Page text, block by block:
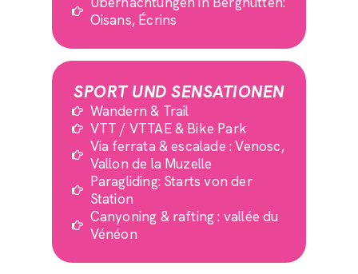
Oisans, Écrins
SPORT UND SENSATIONEN
Wandern & Trail
VTT / VTTAE & Bike Park
Via ferrata & escalade : Venosc,
Vallon de la Muzelle
Paragliding: Starts von der
Station
Canyoning & rafting : vallée du
Vénéon